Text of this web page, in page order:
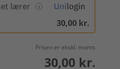
lærer
30,00 kr.
Prisen er ekskl. moms
30,00 kr.